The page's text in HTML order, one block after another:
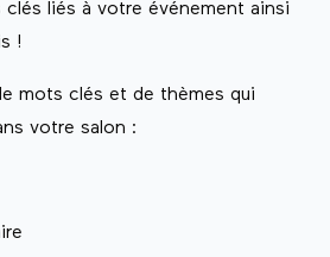
liés à votre événement ainsi
!
mots clés et de thèmes qui
votre salon :